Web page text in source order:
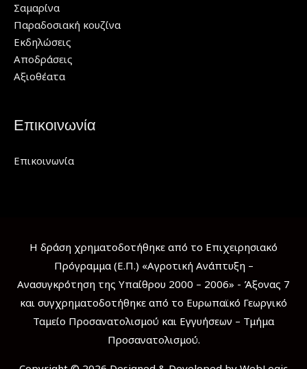
Σαμαρίνα
Παραδοσιακή κουζίνα
Εκδηλώσεις
Αποδράσεις
Αξιοθέατα
Επικοινωνία
Επικοινωνία
Η δράση χρηματοδοτήθηκε από το Επιχειρησιακό
Πρόγραμμα (Ε.Π.) «Αγροτική Ανάπτυξη –
Ανασυγκρότηση της Υπαίθρου 2000 – 2006» - Άξονας 7
και συγχρηματοδοτήθηκε από το Ευρωπαϊκό Γεωργικό
Ταμείο Προσανατολισμού και Εγγυήσεων – Τμήμα
Προσανατολισμού.